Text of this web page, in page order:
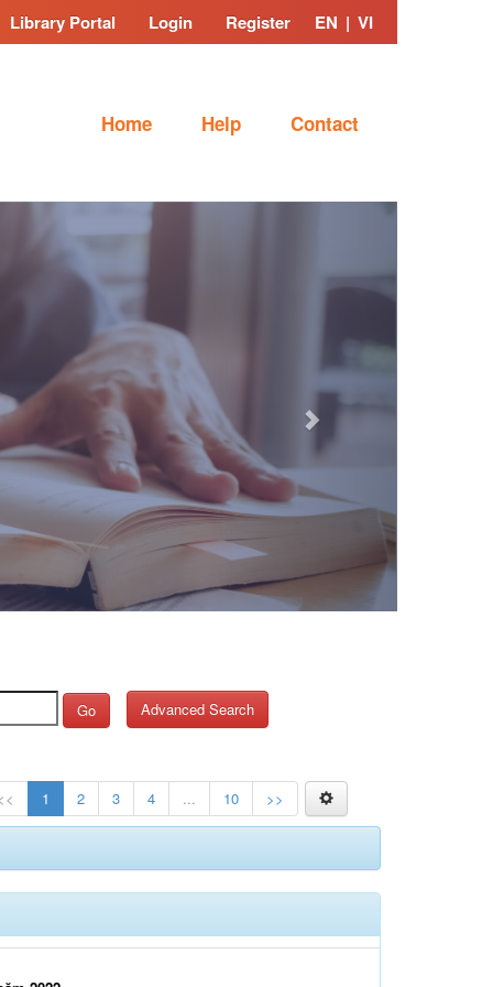
Library Portal Login Register EN | VI
Home Help Contact
Go Advanced Search
1 2 3 4 ... 10 >>